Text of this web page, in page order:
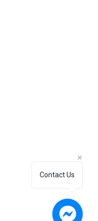
Contact Us